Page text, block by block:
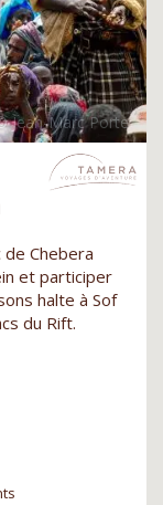
Chebera
et participer
halte à Sof
du Rift.